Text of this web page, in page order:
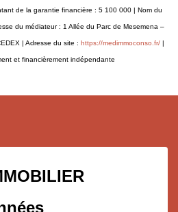
de la garantie financière : 5 100 000 | Nom du
du médiateur : 1 Allée du Parc de Mesemena –
| Adresse du site : https://medimmoconso.fr/ |
et financièrement indépendante